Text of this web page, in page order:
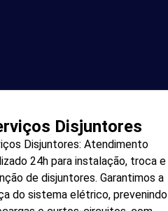
Disjuntores
Disjuntores: Atendimento
24h para instalação, troca e
de disjuntores. Garantimos a
do sistema elétrico, prevenindo